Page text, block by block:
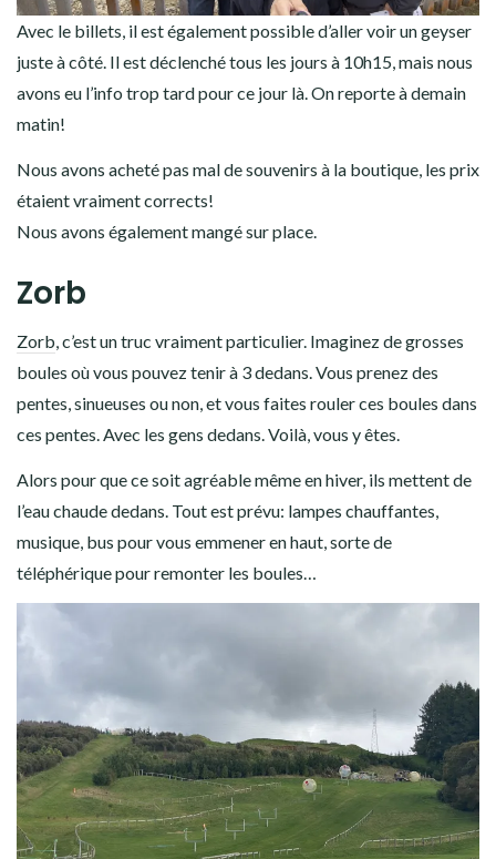
Avec le billets, il est également possible d’aller voir un geyser
juste à côté. Il est déclenché tous les jours à 10h15, mais nous
avons eu l’info trop tard pour ce jour là. On reporte à demain
matin!
Nous avons acheté pas mal de souvenirs à la boutique, les prix
étaient vraiment corrects!
Nous avons également mangé sur place.
Zorb
Zorb, c’est un truc vraiment particulier. Imaginez de grosses
boules où vous pouvez tenir à 3 dedans. Vous prenez des
pentes, sinueuses ou non, et vous faites rouler ces boules dans
ces pentes. Avec les gens dedans. Voilà, vous y êtes.
Alors pour que ce soit agréable même en hiver, ils mettent de
l’eau chaude dedans. Tout est prévu: lampes chauffantes,
musique, bus pour vous emmener en haut, sorte de
téléphérique pour remonter les boules…